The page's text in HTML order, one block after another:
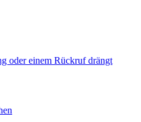
oder einem Rückruf drängt